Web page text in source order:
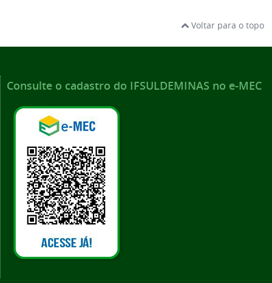
Voltar para o topo
Consulte o cadastro do IFSULDEMINAS no e-MEC